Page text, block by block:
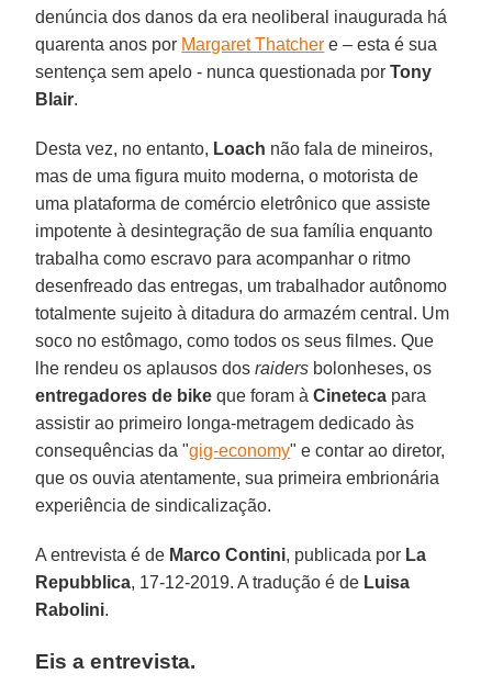
denúncia dos danos da era neoliberal inaugurada há
quarenta anos por Margaret Thatcher e – esta é sua
sentença sem apelo - nunca questionada porTony
Blair.
Desta vez, no entanto, Loach não fala de mineiros,
mas de uma figura muito moderna, o motorista de
uma plataforma de comércio eletrônico que assiste
impotente à desintegração de sua família enquanto
trabalha como escravo para acompanhar o ritmo
desenfreado das entregas, um trabalhador autônomo
totalmente sujeito à ditadura do armazém central. Um
soco no estômago, como todos os seus filmes. Que
lhe rendeu os aplausos dosraiders bolonheses, os
entregadores de bike que foram àCineteca para
assistir ao primeiro longa-metragem dedicado às
consequências da "gig-economy" e contar ao diretor,
que os ouvia atentamente, sua primeira embrionária
experiência de sindicalização.
A entrevista é de Marco Contini, publicada por La
Repubblica, 17-12-2019. A tradução é de Luisa
Rabolini.
Eis a entrevista.